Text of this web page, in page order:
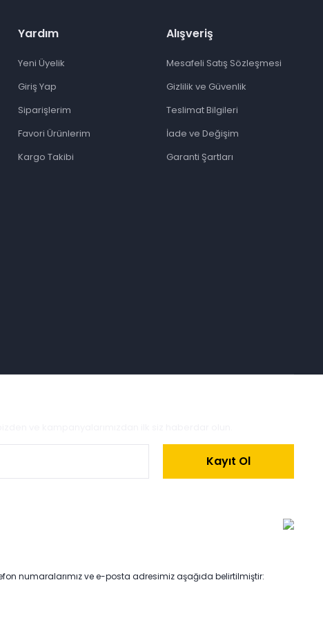
Yardım
Yeni Üyelik
Giriş Yap
Siparişlerim
Favori Ürünlerim
Kargo Takibi
Alışveriş
Mesafeli Satış Sözleşmesi
Gizlilik ve Güvenlik
Teslimat Bilgileri
İade ve Değişim
Garanti Şartları
Kayıt Ol
numaralarımız ve e-posta adresimiz aşağıda belirtilmiştir: